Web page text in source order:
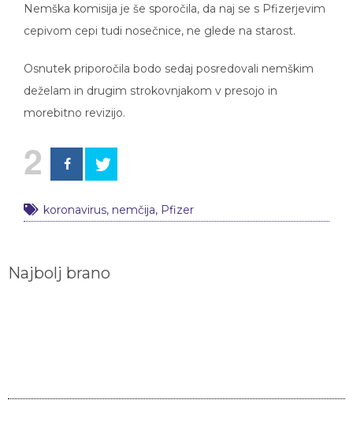
Nemška komisija je še sporočila, da naj se s Pfizerjevim
cepivom cepi tudi nosečnice, ne glede na starost.
Osnutek priporočila bodo sedaj posredovali nemškim
deželam in drugim strokovnjakom v presojo in
morebitno revizijo.
2
koronavirus, nemčija, Pfizer
Najbolj brano